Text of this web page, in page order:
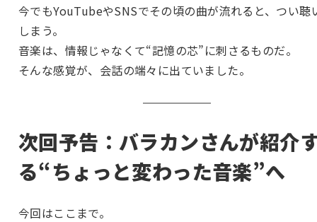
今でもYouTubeやSNSでその頃の曲が流れると、つい聴
しまう。
音楽は、情報じゃなくて“記憶の芯”に刺さるものだ。
そんな感覚が、会話の端々に出ていました。
次回予告：バラカンさんが紹介
る“ちょっと変わった音楽”へ
今回はここまで。